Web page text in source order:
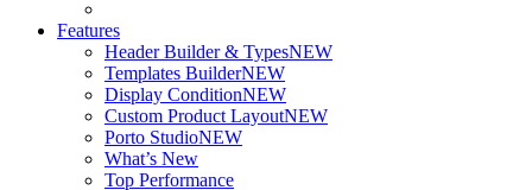
Features
Header Builder & TypesNEW
Templates BuilderNEW
Display ConditionNEW
Custom Product LayoutNEW
Porto StudioNEW
What’s New
Top Performance